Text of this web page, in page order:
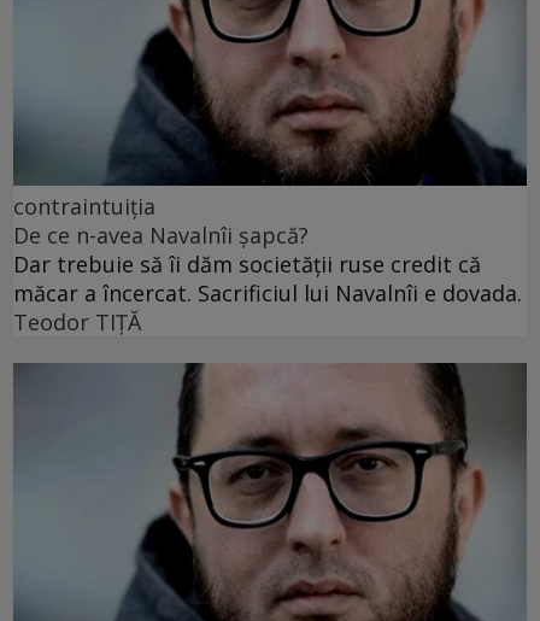
contraintuiția
De ce n-avea Navalnîi șapcă?
Dar trebuie să îi dăm societății ruse credit că
măcar a încercat. Sacrificiul lui Navalnîi e dovada.
Teodor TIŢĂ